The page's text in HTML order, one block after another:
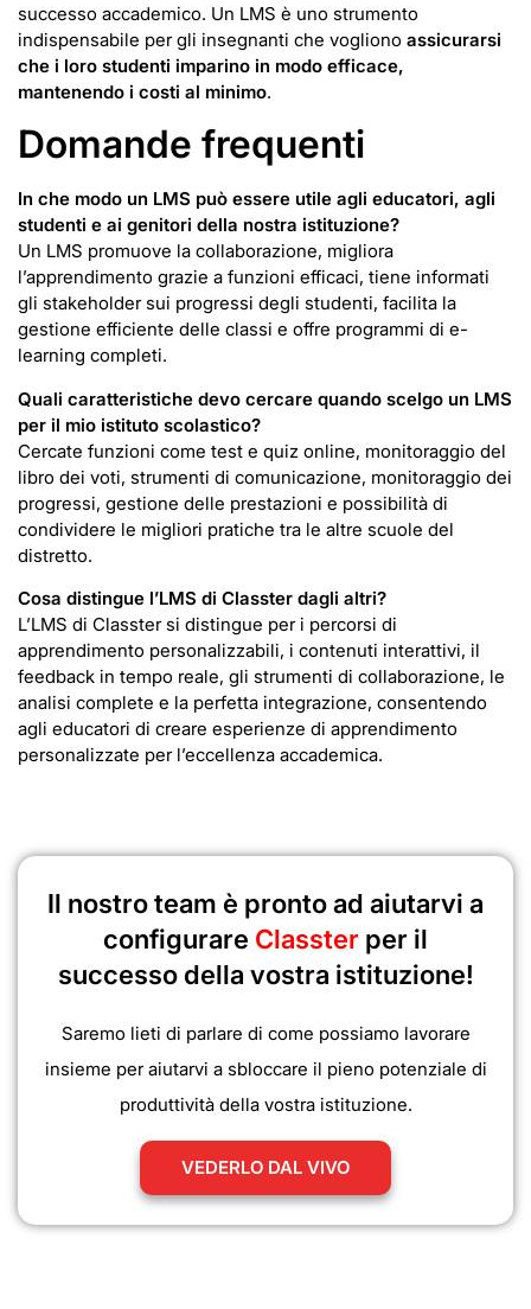
successo accademico. Un LMS è uno strumento
indispensabile per gli insegnanti che vogliono assicurarsi
che i loro studenti imparino in modo efficace,
mantenendo i costi al minimo.
Domande frequenti
In che modo un LMS può essere utile agli educatori, agli
studenti e ai genitori della nostra istituzione?
Un LMS promuove la collaborazione, migliora
l’apprendimento grazie a funzioni efficaci, tiene informati
gli stakeholder sui progressi degli studenti, facilita la
gestione efficiente delle classi e offre programmi di e-
learning completi.
Quali caratteristiche devo cercare quando scelgo un LMS
per il mio istituto scolastico?
Cercate funzioni come test e quiz online, monitoraggio del
libro dei voti, strumenti di comunicazione, monitoraggio dei
progressi, gestione delle prestazioni e possibilità di
condividere le migliori pratiche tra le altre scuole del
distretto.
Cosa distingue l’LMS di Classter dagli altri?
L’LMS di Classter si distingue per i percorsi di
apprendimento personalizzabili, i contenuti interattivi, il
feedback in tempo reale, gli strumenti di collaborazione, le
analisi complete e la perfetta integrazione, consentendo
agli educatori di creare esperienze di apprendimento
personalizzate per l’eccellenza accademica.
Il nostro team è pronto ad aiutarvi a
configurare Classter per il
successo della vostra istituzione!
Saremo lieti di parlare di come possiamo lavorare
insieme per aiutarvi a sbloccare il pieno potenziale di
produttività della vostra istituzione.
VEDERLO DAL VIVO